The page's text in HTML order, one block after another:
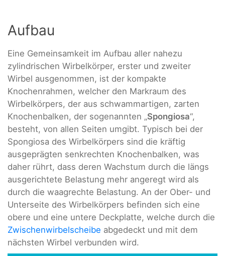
Aufbau
Eine Gemeinsamkeit im Aufbau aller nahezu
zylindrischen Wirbelkörper, erster und zweiter
Wirbel ausgenommen, ist der kompakte
Knochenrahmen, welcher den Markraum des
Wirbelkörpers, der aus schwammartigen, zarten
Knochenbalken, der sogenannten „Spongiosa“,
besteht, von allen Seiten umgibt. Typisch bei der
Spongiosa des Wirbelkörpers sind die kräftig
ausgeprägten senkrechten Knochenbalken, was
daher rührt, dass deren Wachstum durch die längs
ausgerichtete Belastung mehr angeregt wird als
durch die waagrechte Belastung. An der Ober- und
Unterseite des Wirbelkörpers befinden sich eine
obere und eine untere Deckplatte, welche durch die
Zwischenwirbelscheibe abgedeckt und mit dem
nächsten Wirbel verbunden wird.